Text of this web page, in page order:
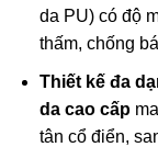
da PU) có độ
thấm, chống
Thiết kế đa
da cao cấp
tân cổ điển,